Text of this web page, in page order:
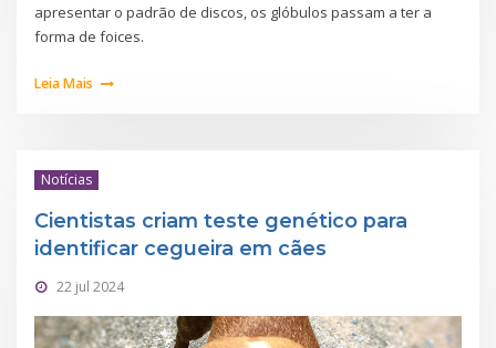
apresentar o padrão de discos, os glóbulos passam a ter a
forma de foices.
Leia Mais
Notícias
Cientistas criam teste genético para
identificar cegueira em cães
22 jul 2024